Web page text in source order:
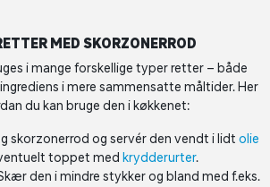
MED SKORZONERROD
i mange forskellige typer retter – både
i mere sammensatte måltider. Her
du kan bruge den i køkkenet:
skorzonerrod og servér den vendt i lidt olie
toppet med krydderurter.
den i mindre stykker og bland med f.eks.